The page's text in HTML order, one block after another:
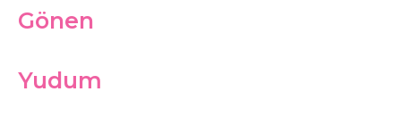
Gönen
Yudum